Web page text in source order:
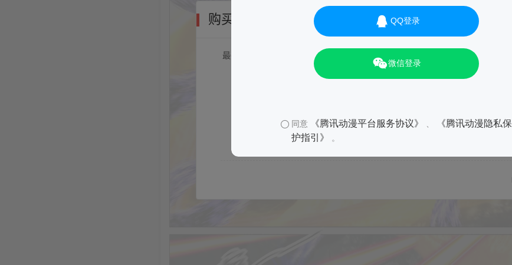
QQ登录
微信登录
同意 《腾讯动漫平台服务协议》
《腾讯动漫隐私保
护指引》
。